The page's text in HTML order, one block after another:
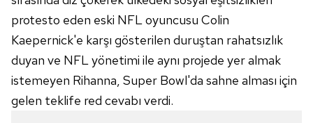
protesto eden eski NFL oyuncusu Colin
Kaepernick'e karşı gösterilen duruştan rahatsızlık
duyan ve NFL yönetimi ile aynı projede yer almak
istemeyen Rihanna, Super Bowl'da sahne alması için
gelen teklife red cevabı verdi.